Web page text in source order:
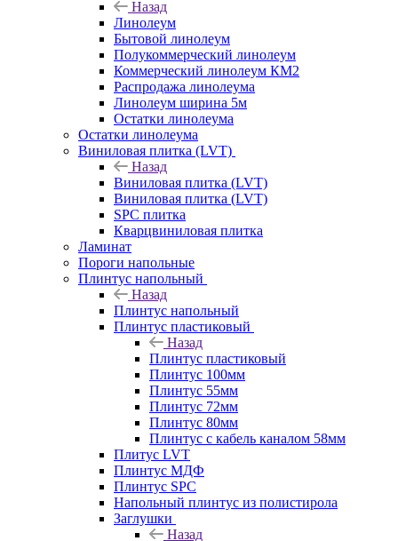
Назад
Линолеум
Бытовой линолеум
Полукоммерческий линолеум
Коммерческий линолеум КМ2
Распродажа линолеума
Линолеум ширина 5м
Остатки линолеума
Остатки линолеума
Виниловая плитка (LVT)
Назад
Виниловая плитка (LVT)
Виниловая плитка (LVT)
SPC плитка
Кварцвиниловая плитка
Ламинат
Пороги напольные
Плинтус напольный
Назад
Плинтус напольный
Плинтус пластиковый
Назад
Плинтус пластиковый
Плинтус 100мм
Плинтус 55мм
Плинтус 72мм
Плинтус 80мм
Плинтус с кабель каналом 58мм
Плитус LVT
Плинтус МДФ
Плинтус SPC
Напольный плинтус из полистирола
Заглушки
Назад